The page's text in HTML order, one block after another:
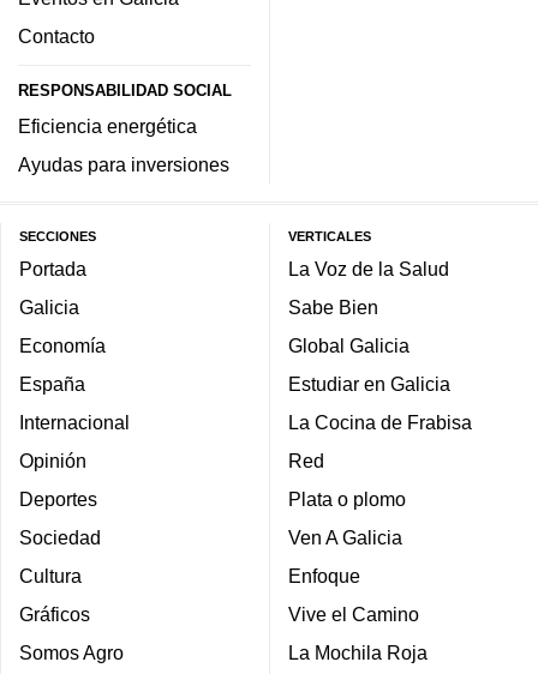
Contacto
RESPONSABILIDAD SOCIAL
Eficiencia energética
Ayudas para inversiones
SECCIONES
Portada
Galicia
Economía
España
Internacional
Opinión
Deportes
Sociedad
Cultura
Gráficos
Somos Agro
VERTICALES
La Voz de la Salud
Sabe Bien
Global Galicia
Estudiar en Galicia
La Cocina de Frabisa
Red
Plata o plomo
Ven A Galicia
Enfoque
Vive el Camino
La Mochila Roja